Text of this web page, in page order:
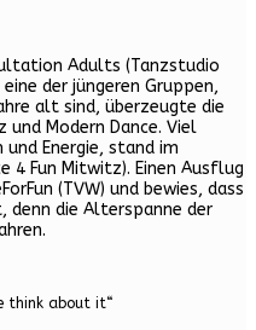
Adults (Tanzstudio
der jüngeren Gruppen,
alt sind, überzeugte die
und Modern Dance. Viel
Energie, stand im
4 Fun Mitwitz). Einen Ausflug
(TVW) und bewies, dass
denn die Alterspanne der
think about it“